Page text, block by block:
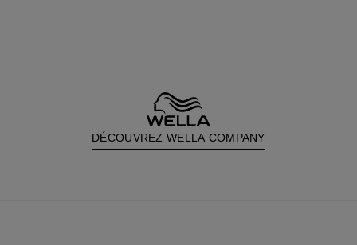
DÉCOUVREZ WELLA COMPANY